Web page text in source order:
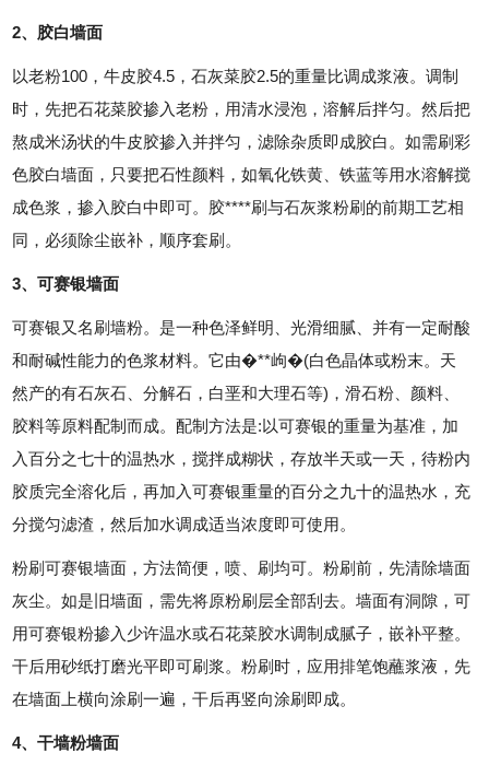
2、胶白墙面
以老粉100，牛皮胶4.5，石灰菜胶2.5的重量比调成浆液。调制
时，先把石花菜胶掺入老粉，用清水浸泡，溶解后拌匀。然后把
熬成米汤状的牛皮胶掺入并拌匀，滤除杂质即成胶白。如需刷彩
色胶白墙面，只要把石性颜料，如氧化铁黄、铁蓝等用水溶解搅
成色浆，掺入胶白中即可。胶****刷与石灰浆粉刷的前期工艺相
同，必须除尘嵌补，顺序套刷。
3、可赛银墙面
可赛银又名刷墙粉。是一种色泽鲜明、光滑细腻、并有一定耐酸
和耐碱性能力的色浆材料。它由�**岣�(白色晶体或粉末。天
然产的有石灰石、分解石，白垩和大理石等)，滑石粉、颜料、
胶料等原料配制而成。配制方法是:以可赛银的重量为基准，加
入百分之七十的温热水，搅拌成糊状，存放半天或一天，待粉内
胶质完全溶化后，再加入可赛银重量的百分之九十的温热水，充
分搅匀滤渣，然后加水调成适当浓度即可使用。
粉刷可赛银墙面，方法简便，喷、刷均可。粉刷前，先清除墙面
灰尘。如是旧墙面，需先将原粉刷层全部刮去。墙面有洞隙，可
用可赛银粉掺入少许温水或石花菜胶水调制成腻子，嵌补平整。
干后用砂纸打磨光平即可刷浆。粉刷时，应用排笔饱蘸浆液，先
在墙面上横向涂刷一遍，干后再竖向涂刷即成。
4、干墙粉墙面